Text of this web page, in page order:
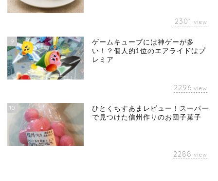
2301 view
9
ゲームキューブには神ゲーが多
い！？個人的1位のエアライドはプ
レミア
2296 view
10
ひとくちすあまレビュー！スーパー
で見つけた信州作りのお団子菓子
2288 view